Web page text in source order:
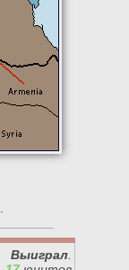
Выиграл